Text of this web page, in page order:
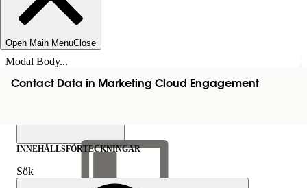
Open Main MenuClose
Modal Body...
Contact Data in Marketing Cloud Engagement
INNEHÅLLSFÖRTECKNINGAR
Sök